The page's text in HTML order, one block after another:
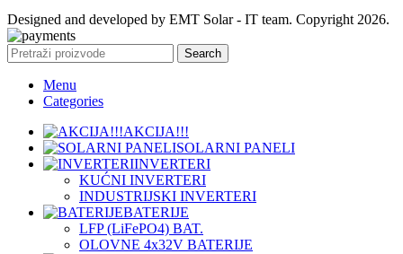
Designed and developed by EMT Solar - IT team. Copyright 2026.
Search
Menu
Categories
AKCIJA!!!
SOLARNI PANELI
INVERTERI
KUĆNI INVERTERI
INDUSTRIJSKI INVERTERI
BATERIJE
LFP (LiFeРО4) BAT.
OLOVNE 4x32V BATERIJE